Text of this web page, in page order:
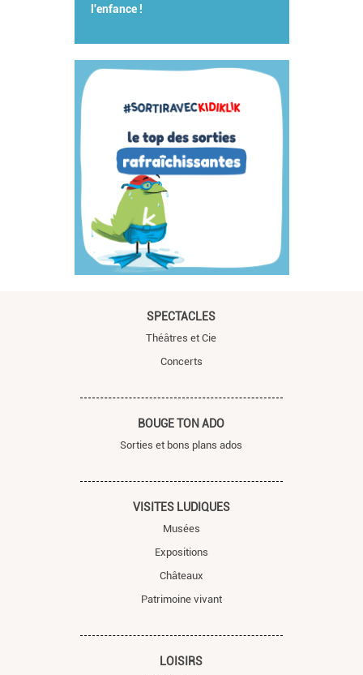
l'enfance !
SPECTACLES
Théâtres et Cie
Concerts
BOUGE TON ADO
Sorties et bons plans ados
VISITES LUDIQUES
Musées
Expositions
Châteaux
Patrimoine vivant
LOISIRS